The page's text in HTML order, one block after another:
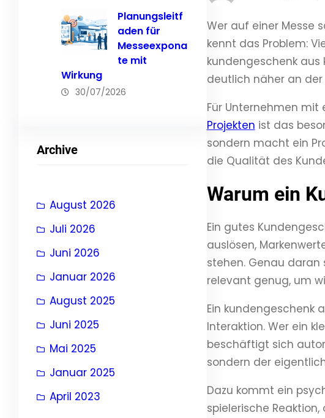
Planungsleitf
aden für
Messeexpona
te mit
Wirkung
30/07/2026
Archive
August 2026
Juli 2026
Juni 2026
Januar 2026
August 2025
Juni 2025
Mai 2025
Januar 2025
April 2023
Wer auf einer Messe
kennt das Problem:
kundengeschenk aus
deutlich näher an der
Für Unternehmen
Projekten ist das
sondern macht ein
die Qualität des
Warum ein
Ein gutes
auslösen,
stehen. Genau daran
relevant genug, um
Ein kundengeschenk
Interaktion. Wer ein
beschäftigt sich
sondern der
Dazu kommt ein
spielerische